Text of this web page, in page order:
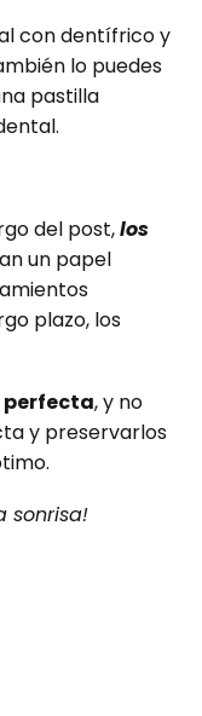
con dentífrico y
lo puedes
pastilla
del post,los
un papel
plazo, los
perfecta, y no
y preservarlos
sonrisa!